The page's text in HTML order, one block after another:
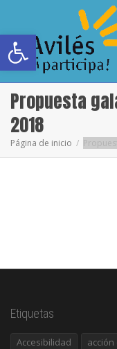
Abrir barra de
Propuesta
2018
Página de inicio
Etiquetas
Accesibilidad